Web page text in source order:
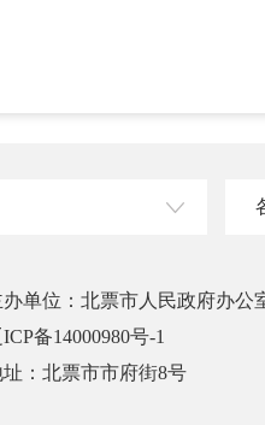
办单位：北票市人民政府办公
备14000980号-1
址：北票市市府街8号